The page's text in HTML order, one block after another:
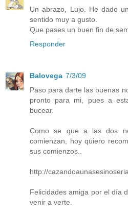
Un abrazo, Lujo. He dado
sentido muy a gusto.
Que pases un buen fin de
Responder
Balovega 7/3/09
Paso para darte las buenas
pronto para mi, pues a
bucear.
Como se que a las dos
comienzan, hoy quiero
sus comienzos..
http://
Felicidades amiga por el día
venir a verte.